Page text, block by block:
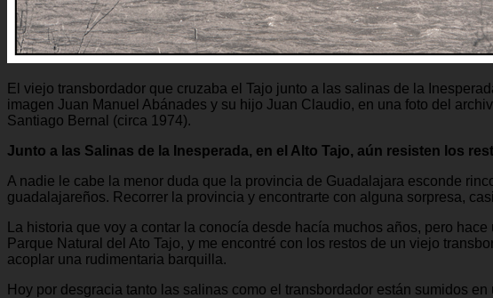
El viejo transbordador que cruzaba el Tajo junto a las salinas de la
imagen Juan Manuel Abánades y su hijo Juan Claudio, en una foto del
Santiago Bernal (circa 1974).
Junto a las Salinas de la Inesperada, en el Alto Tajo, aún resisten los
A nadie le cabe la menor duda que la provincia de Guadalajara esconde
guadalajareños. Recorrer la provincia y encontrarte con alguna sorpresa,
La historia que voy a contar la conocía desde hacía muchos años, pero
Parque Natural del Ato Tajo, y me encontré con los restos de un viejo
acoplar una rudimentaria barquilla.
Hoy por desgracia tanto las salinas como el transbordador están sumidos